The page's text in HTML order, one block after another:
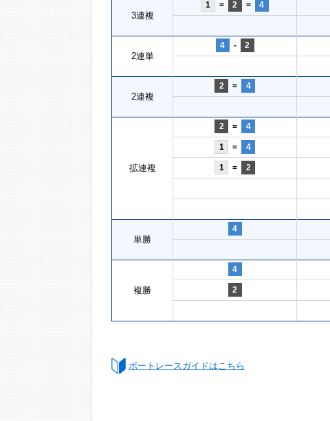
3連複
1 = 2 = 4
2連単
4 - 2
2連複
2 = 4
拡連複
2 = 4
1 = 4
1 = 2
単勝
4
複勝
4
2
ボートレースガイドはこちら